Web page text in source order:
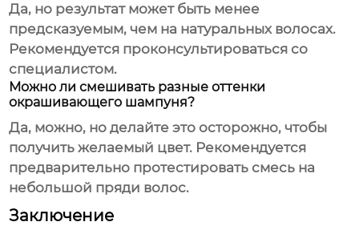
Да, но результат может быть менее
предсказуемым, чем на натуральных волосах.
Рекомендуется проконсультироваться со
специалистом.
Можно ли смешивать разные оттенки
окрашивающего шампуня?
Да, можно, но делайте это осторожно, чтобы
получить желаемый цвет. Рекомендуется
предварительно протестировать смесь на
небольшой пряди волос.
Заключение